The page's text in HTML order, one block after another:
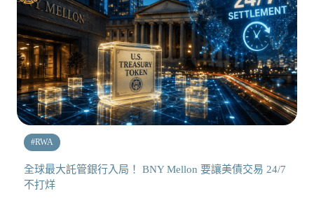
#RWA
全球最大託管銀行入局！ BNY Mellon 要讓美債交易 24/7
不打烊